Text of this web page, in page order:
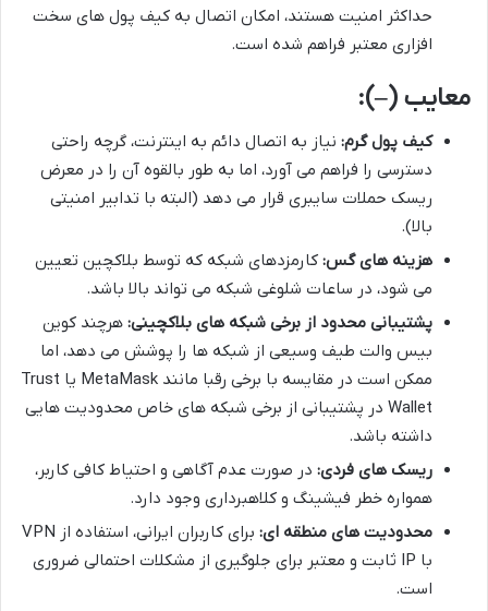
حداکثر امنیت هستند، امکان اتصال به کیف پول های سخت
افزاری معتبر فراهم شده است.
معایب (–
):
کیف پول گرم: نیاز به اتصال دائم به اینترنت، گرچه راحتی
دسترسی را فراهم می آورد، اما به طور بالقوه آن را در معرض
ریسک حملات سایبری قرار می دهد (البته با تدابیر امنیتی
بالا).
هزینه های گس: کارمزدهای شبکه که توسط بلاکچین تعیین
می شود، در ساعات شلوغی شبکه می تواند بالا باشد.
پشتیبانی محدود از برخی شبکه های بلاکچینی: هرچند کوین
بیس والت طیف وسیعی از شبکه ها را پوشش می دهد، اما
ممکن است در مقایسه با برخی رقبا مانند MetaMask یا Trust
Wallet در پشتیبانی از برخی شبکه های خاص محدودیت هایی
داشته باشد.
ریسک های فردی: در صورت عدم آگاهی و احتیاط کافی کاربر،
همواره خطر فیشینگ و کلاهبرداری وجود دارد.
محدودیت های منطقه ای:
برای کاربران ایرانی، استفاده از VPN
با IP ثابت و معتبر برای جلوگیری از مشکلات احتمالی ضروری
است.